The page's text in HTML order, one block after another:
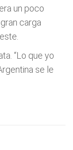
un poco
carga
“Lo que yo
se le